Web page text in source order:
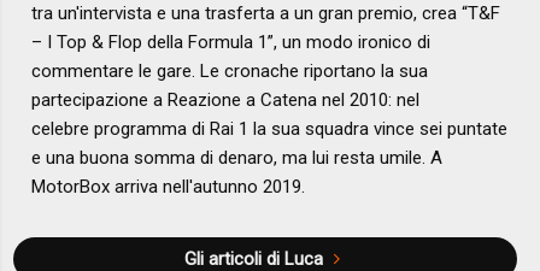
tra un'intervista e una trasferta a un gran premio, crea “T&F
– I Top & Flop della Formula 1”, un modo ironico di
commentare le gare. Le cronache riportano la sua
partecipazione a Reazione a Catena nel 2010: nel
celebre programma di Rai 1 la sua squadra vince sei puntate
e una buona somma di denaro, ma lui resta umile. A
MotorBox arriva nell'autunno 2019.
Gli articoli di Luca